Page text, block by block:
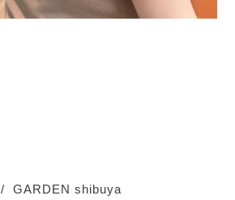
/ GARDEN shibuya